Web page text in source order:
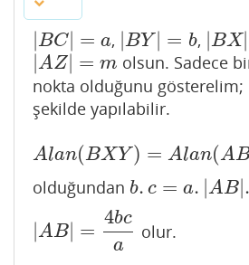
|BC| = a
|BC| a , |BY | = b
|BY| b , |BX|
|BX|=
AZ| = m
|AZ| m
olsun. Sadece
nokta olduğunu
şekilde yapılabilir.
Alan(BXY) = Alan(A
Alan(BXY)=Alan (A BC)/4
olduğundan b. c = a. AB| .
b. c= a.|AB |.14
AB =
4bc
a
|AB| 4b ca olur.